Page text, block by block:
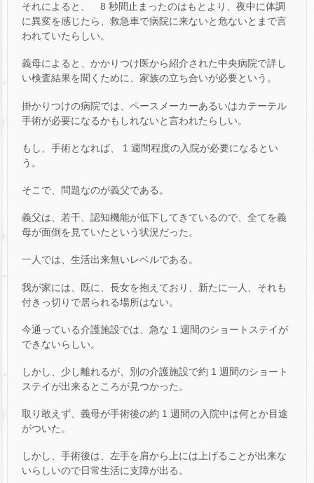
それによると、 8 秒間止まったのはもとより、夜中に体調
に異変を感じたら、救急車で病院に来ないと危ないとまで言
われていたらしい。
義母によると、かかりつけ医から紹介された中央病院で詳し
い検査結果を聞くために、家族の立ち合いが必要という。
掛かりつけの病院では、ペースメーカーあるいはカテーテル
手術が必要になるかもしれないと言われたらしい。
もし、手術となれば、 1 週間程度の入院が必要になるとい
う。
そこで、問題なのが義父である。
義父は、若干、認知機能が低下してきているので、全てを義
母が面倒を見ていたという状況だった。
一人では、生活出来無いレベルである。
我が家には、既に、長女を抱えており、新たに一人、それも
付きっ切りで居られる場所はない。
今通っている介護施設では、急な 1 週間のショートステイが
できないらしい。
しかし、少し離れるが、別の介護施設で約 1 週間のショート
ステイが出来るところが見つかった。
取り敢えず、義母が手術後の約 1 週間の入院中は何とか目途
がついた。
しかし、手術後は、左手を肩から上には上げることが出来な
いらしいので日常生活に支障が出る。